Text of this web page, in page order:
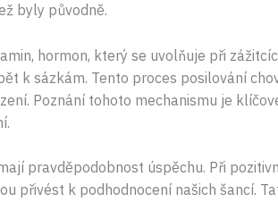
byly původně.
hormon, který se uvolňuje při
k sázkám. Tento proces posilování
Poznání tohoto mechanismu je
pravděpodobnost úspěchu. Při
přivést k podhodnocení našich šancí.